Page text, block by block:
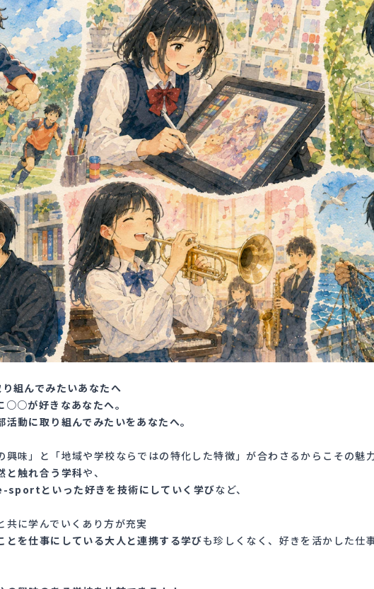
組んでみたいあなたへ
○○が好きなあなたへ。
動に取り組んでみたいをあなたへ。
味」と「地域や学校ならではの特化した特徴」が合わさるからこその魅力
と触れ合う学科や、
sportといった好きを技術にしていく学びなど、
共に学んでいくあり方が充実
とを仕事にしている大人と連携する学びも珍しくなく、好きを活かした仕